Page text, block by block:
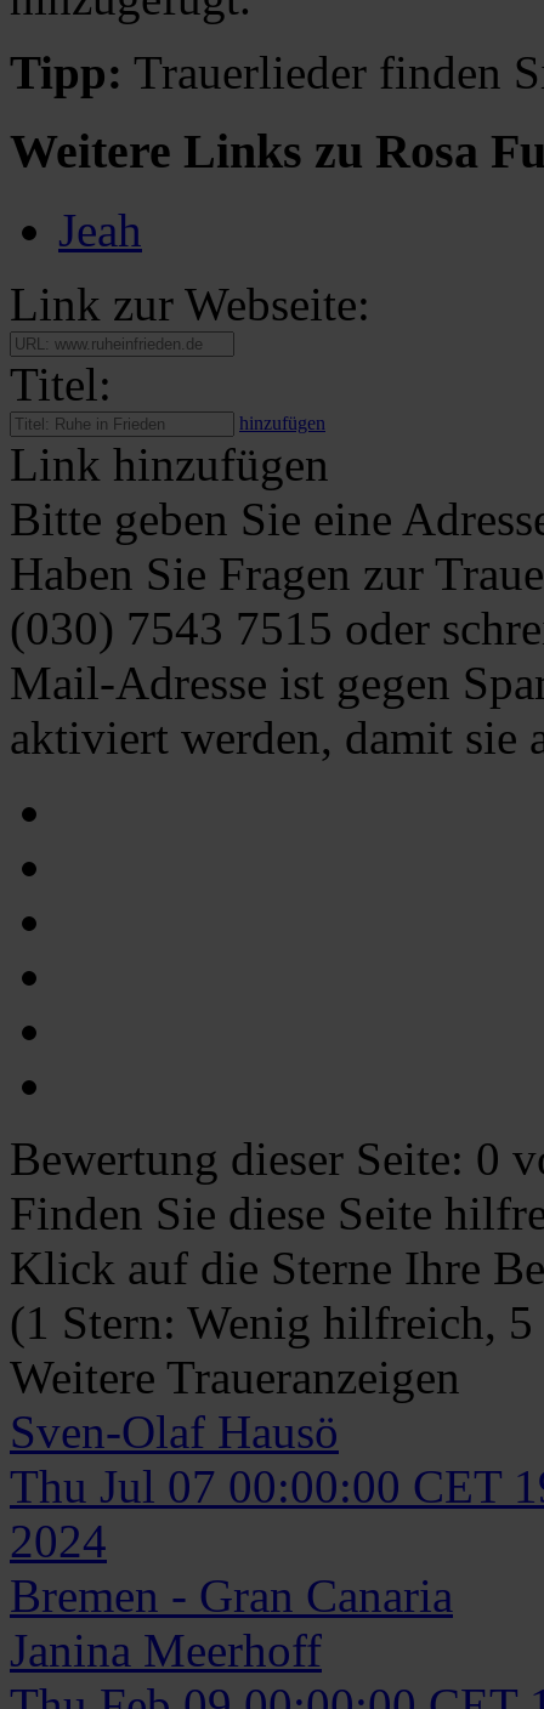
Tipp: Trauerlieder finden
Weitere Links zu Rosa
Jeah
Link zur Webseite:
Titel:
hinzufügen
Link hinzufügen
Bitte geben Sie eine
Haben Sie Fragen zur
(030) 7543 7515 oder
Mail-Adresse ist gegen
aktiviert werden, damit sie
Bewertung dieser Seite: 0
Finden Sie diese Seite
Klick auf die Sterne Ihre
(1 Stern: Wenig hilfreich,
Weitere Traueranzeigen
Sven-Olaf Hausö
Thu Jul 07 00:00:00 CET
2024
Bremen - Gran Canaria
Janina Meerhoff